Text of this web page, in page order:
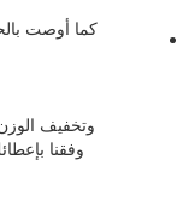
‏كما أوصت
وفقنا